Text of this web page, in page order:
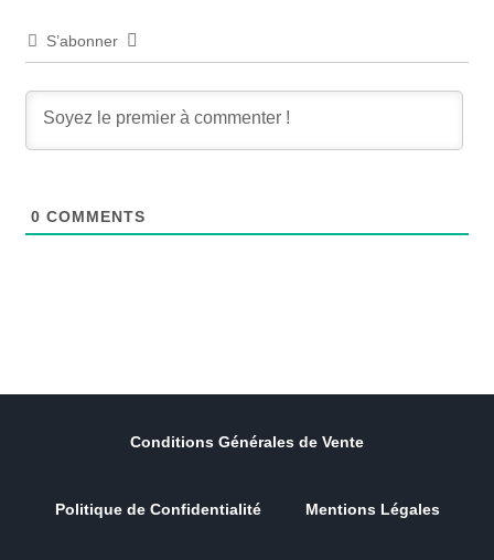
S’abonner
0 COMMENTS
Conditions Générales de Vente
Politique de Confidentialité Mentions Légales